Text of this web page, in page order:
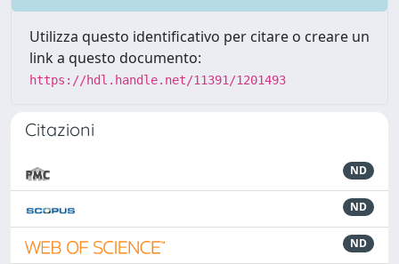
Utilizza questo identificativo per citare o creare un
link a questo documento:
https://hdl.handle.net/11391/1201493
Citazioni
ND
ND
ND